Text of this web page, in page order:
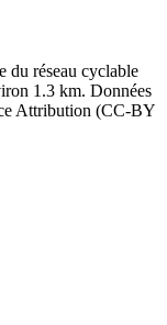
du réseau cyclable
1.3 km. Données
Attribution (CC-BY